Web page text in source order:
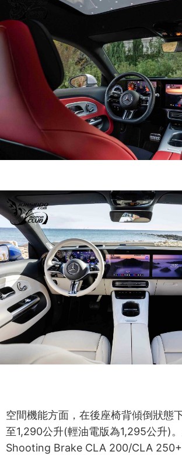
空間機能方面，在後座椅背傾倒狀態
至1,290公升(輕油電版為1,295公升)
Shooting Brake CLA 200/CLA